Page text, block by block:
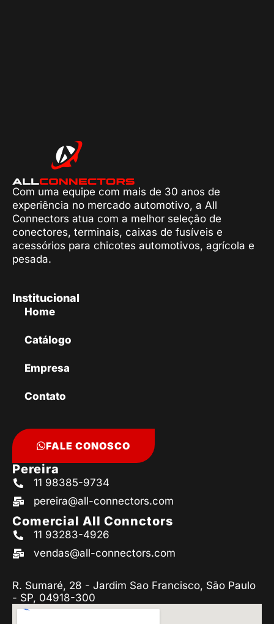
Com uma equipe com mais de 30 anos de
experiência no mercado automotivo, a All
Connectors atua com a melhor seleção de
conectores, terminais, caixas de fusíveis e
acessórios para chicotes automotivos, agrícola e
pesada.
Institucional
Home
Catálogo
Empresa
Contato
FALE CONOSCO
Pereira
11 98385-9734
pereira@all-connectors.com
Comercial All Connctors
11 93283-4926
vendas@all-connectors.com
R. Sumaré, 28 - Jardim Sao Francisco, São Paulo
- SP, 04918-300